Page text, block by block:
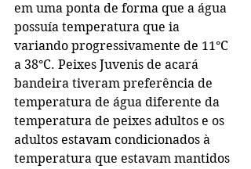
em uma ponta de forma que a água
possuía temperatura que ia
variando progressivamente de 11°C
a 38°C. Peixes Juvenis de acará
bandeira tiveram preferência de
temperatura de água diferente da
temperatura de peixes adultos e os
adultos estavam condicionados à
temperatura que estavam mantidos